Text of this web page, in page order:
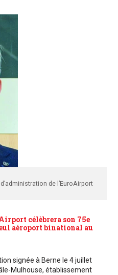
de l’EuroAirport
célèbrera son 75e
aéroport binational au
signée à Berne le 4 juillet
Mulhouse, établissement